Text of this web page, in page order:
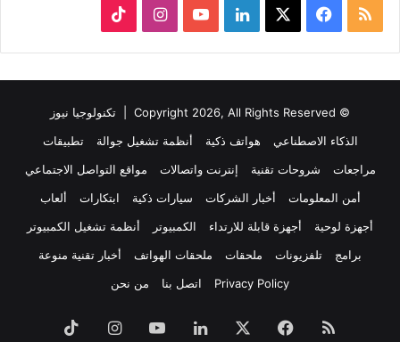
ملخص
الموقع
RSS
فيسبوك لينكدإن‫YouTubeانستقرام
© Copyright 2026, All Rights Reserved |
تكنولوجيا نيوز
الذكاء الاصطناعي
هواتف ذكية أنظمة تشغيل جوالة
تطبيقات
مراجعات
شروحات تقنية إنترنت واتصالات
مواقع التواصل الاجتماعي
أمن المعلومات
أخبار الشركات سيارات ذكية ابتكارات
ألعاب
أجهزة لوحية
أجهزة قابلة للارتداء الكمبيوتر
أنظمة تشغيل الكمبيوتر
برامج
تلفزيونات ملحقات ملحقات الهواتف
أخبار تقنية منوعة
Privacy Policy
اتصل بنا من نحن
ملخصفيسبوك لينكدإن‫YouTubeانستقرام